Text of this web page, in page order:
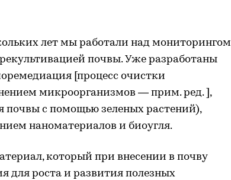
лет мы работали над мониторингом
почвы. Уже разработаны
[процесс очистки
микроорганизмов — прим. ред. ],
с помощью зеленых растений),
наноматериалов и биоугля.
который при внесении в почву
для роста и развития полезных